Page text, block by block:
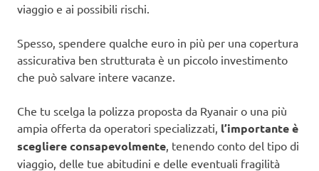
viaggio e ai possibili rischi.
Spesso, spendere qualche euro in più per una copertura
assicurativa ben strutturata è un piccolo investimento
che può salvare intere vacanze.
Che tu scelga la polizza proposta da Ryanair o una più
ampia offerta da operatori specializzati, l’importante è
scegliere consapevolmente , tenendo conto del tipo di
viaggio, delle tue abitudini e delle eventuali fragilità